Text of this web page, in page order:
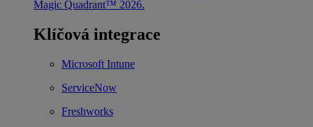
Magic Quadrant™ 2026.
Klíčová integrace
Microsoft Intune
ServiceNow
Freshworks